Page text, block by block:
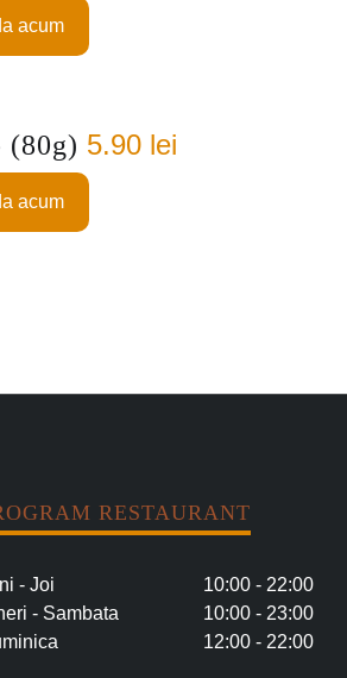
acum
(80g) 5.90 lei
acum
RESTAURANT
- Joi
10:00 - 22:00
- Sambata
10:00 - 23:00
12:00 - 22:00